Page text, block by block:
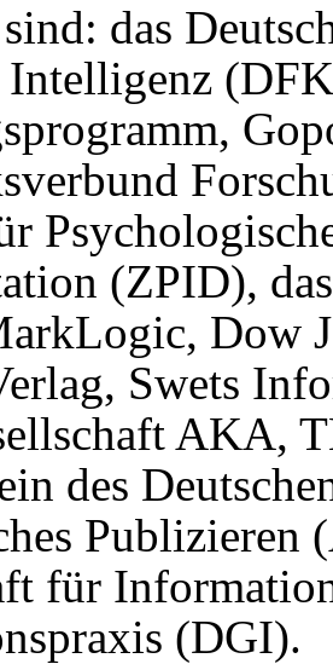
das
(ZPID),
Dow
Swets
AKA,
des
Publizieren
für
(DGI).